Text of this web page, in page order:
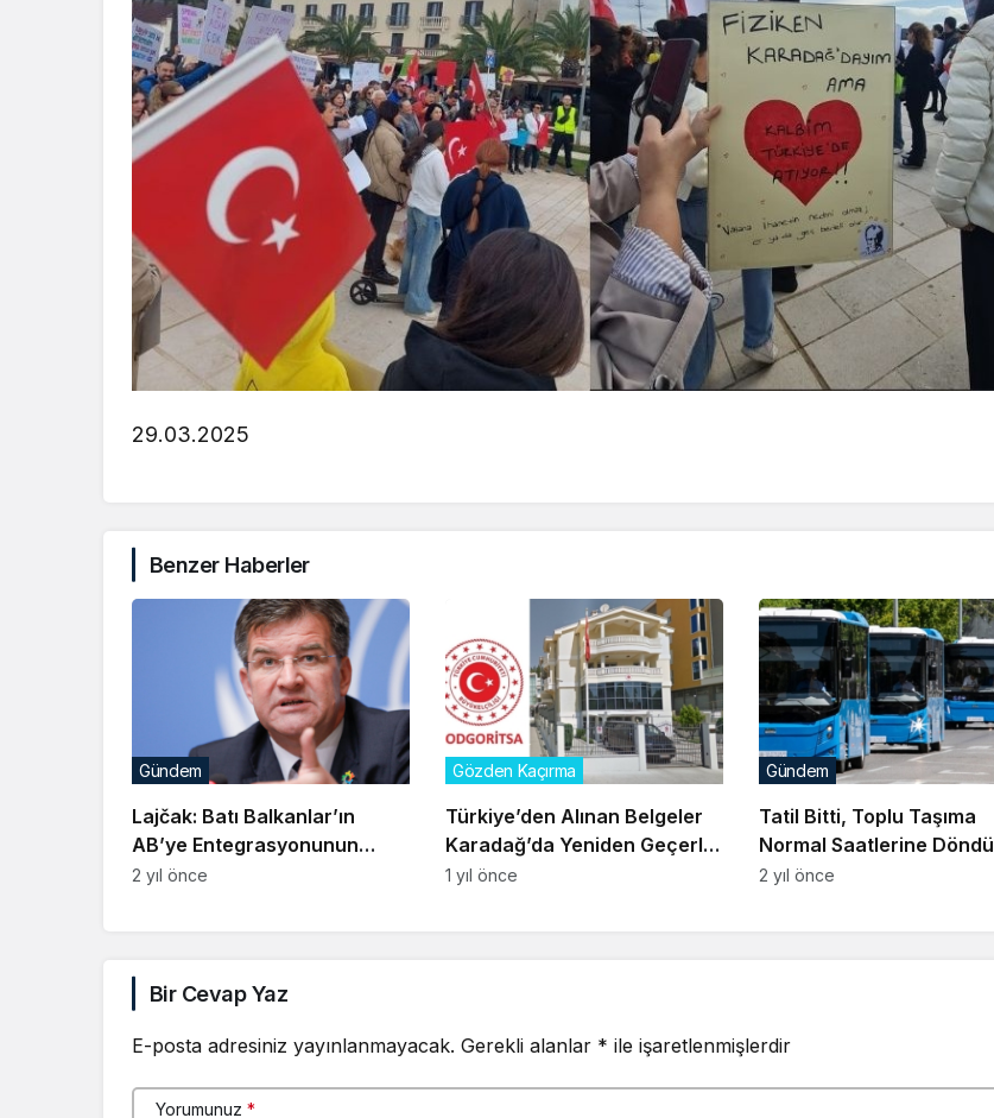
29.03.2025
Benzer Haberler
Lajčak: Batı Balkanlar’ın
AB’ye Entegrasyonunun
Zamanı Geldi
Gündem
2 yıl önce
Türkiye’den Alınan Belgeler
Karadağ’da Yeniden Geçerli
Sayılacak
Gözden Kaçırma
1 yıl önce
Tatil Bitti, Toplu Taşıma
Normal Saatlerine Döndü
Gündem
2 yıl önce
Bir Cevap Yaz
E-posta adresiniz yayınlanmayacak. Gerekli alanlar * ile işaretlenmişlerdir
Yorumunuz *
Eden İki Çocuk
Tutuklandı